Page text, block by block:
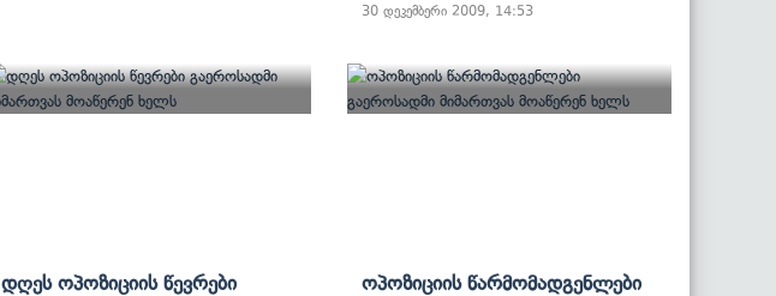
30 დეკემბერი 2009, 14:53
Დღეს Ოპოზიციის Წევრები
Ოპოზიციის Წარმომადგენლები